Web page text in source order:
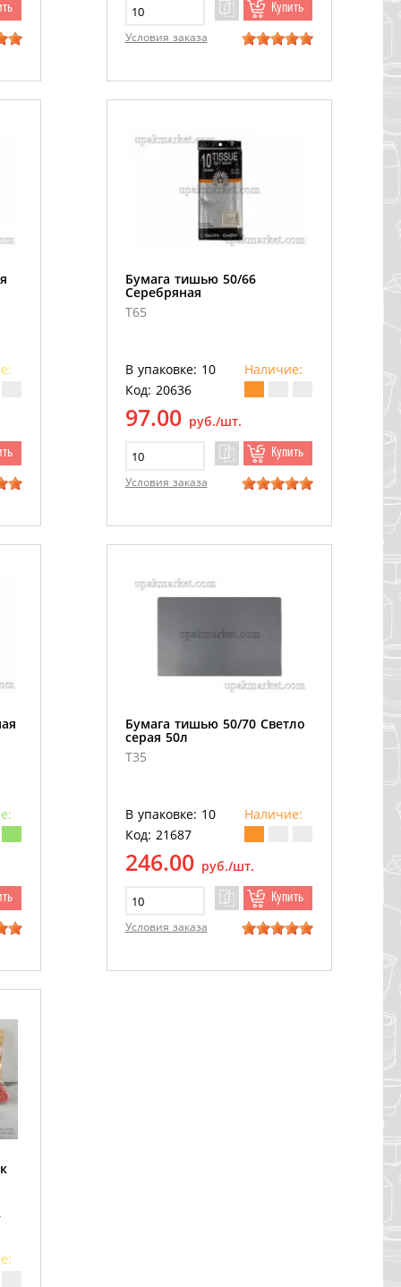
Купить
Условия заказа
Бумага тишью 50/66
Серебряная
T65
В упаковке: 10
Наличие:
Код: 20636
97.00 руб./шт.
Купить
Условия заказа
Бумага тишью 50/70 Светло
серая 50л
T35
В упаковке: 10
Наличие:
Код: 21687
246.00 руб./шт.
Купить
Условия заказа